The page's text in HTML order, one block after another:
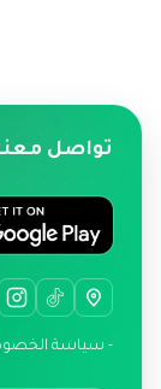
تواصل
- سياسة